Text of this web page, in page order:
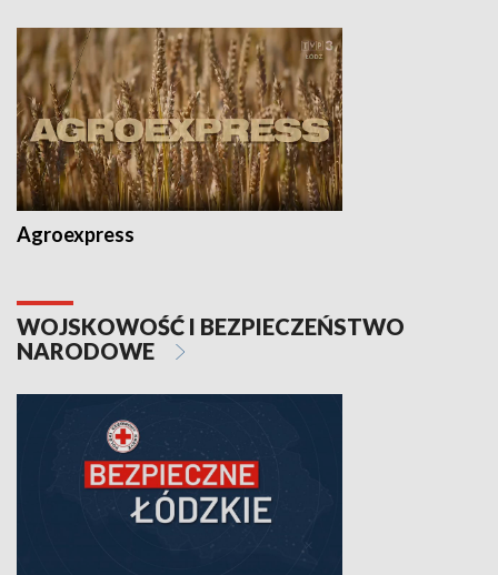
Agroexpress
WOJSKOWOŚĆ I BEZPIECZEŃSTWO
NARODOWE